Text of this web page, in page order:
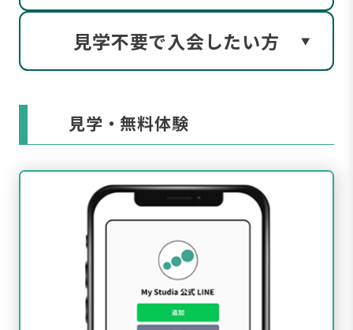
見学不要で入会したい方
見学・無料体験